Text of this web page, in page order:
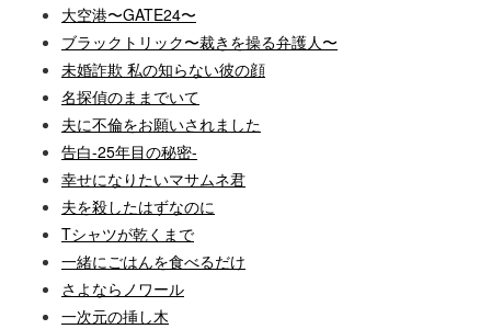
大空港〜GATE24〜
ブラックトリック〜裁きを操る弁護人〜
未婚詐欺 私の知らない彼の顔
名探偵のままでいて
夫に不倫をお願いされました
告白-25年目の秘密-
幸せになりたいマサムネ君
夫を殺したはずなのに
Tシャツが乾くまで
一緒にごはんを食べるだけ
さよならノワール
一次元の挿し木